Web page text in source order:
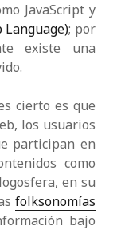
JavaScript y
; por
existe una
cierto es que
los usuarios
participan en
como
en su
folksonomías
bajo